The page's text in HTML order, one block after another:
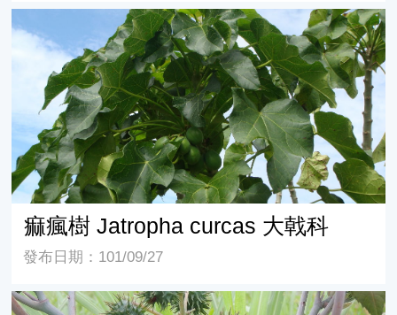
痲瘋樹 Jatropha curcas 大戟科
痲瘋樹 Jatropha curcas 大戟科
發布日期：101/09/27
篦麻 Ricinus communis 大戟科